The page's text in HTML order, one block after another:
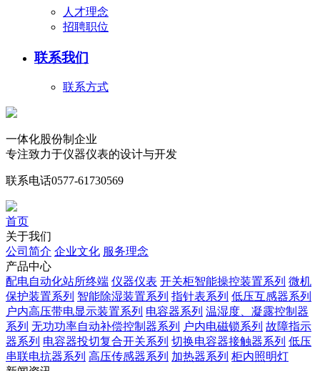
人才理念
招聘职位
联系我们
联系方式
一体化股份制企业
专注致力于仪器仪表的设计与开发
联系电话0577-61730569
首页
关于我们
公司简介 企业文化 服务理念
产品中心
配电自动化站所终端 仪器仪表 开关柜智能操控装置系列 微机
保护装置系列 智能除湿装置系列 指针表系列 低压互感器系列
户内高压带电显示装置系列 电容器系列 温湿度、凝露控制器
系列 无功功率自动补偿控制器系列 户内电磁锁系列 故障指示
器系列 电容器投切复合开关系列 切换电容器接触器系列 低压
串联电抗器系列 高压传感器系列 加热器系列 柜内照明灯